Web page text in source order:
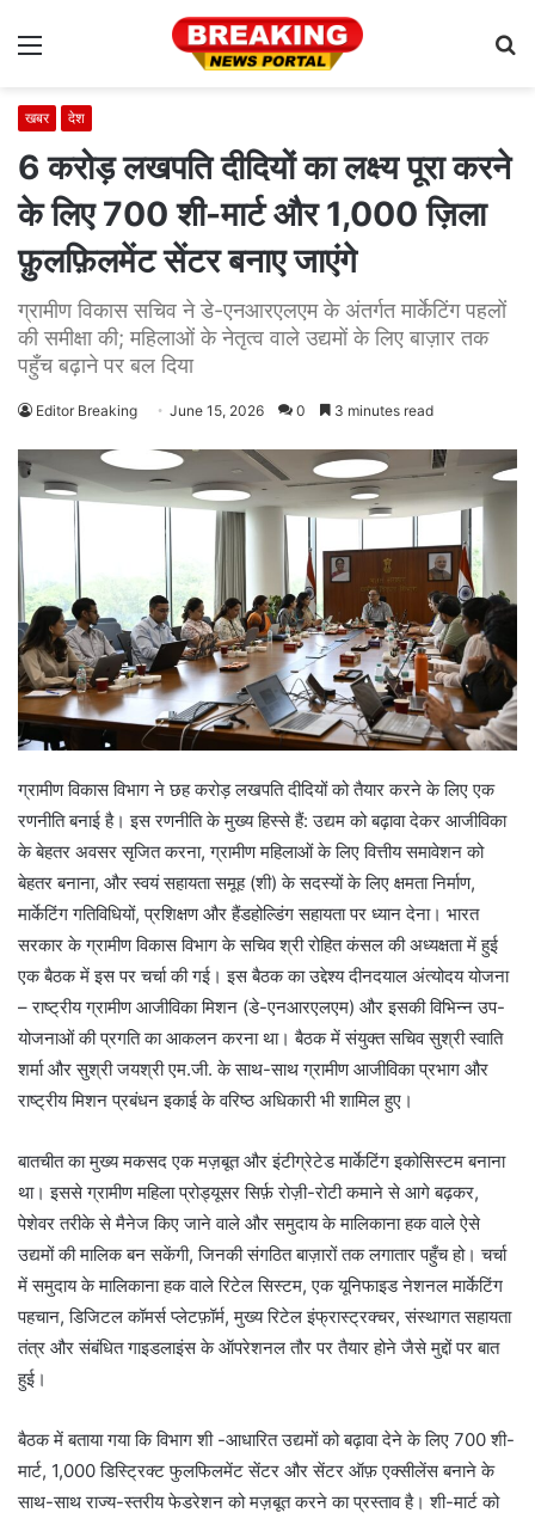
Menu
खबर देश
6 करोड़ लखपति दीदियों का लक्ष्य पूरा करने
के लिए 700 शी-मार्ट और 1,000 ज़िला
फ़ुलफ़िलमेंट सेंटर बनाए जाएंगे
ग्रामीण विकास सचिव ने डे-एनआरएलएम के अंतर्गत मार्केटिंग पहलों
की समीक्षा की; महिलाओं के नेतृत्व वाले उद्यमों के लिए बाज़ार तक
पहुँच बढ़ाने पर बल दिया
Editor Breaking June 15, 2026 0 3 minutes read
ग्रामीण विकास विभाग ने छह करोड़ लखपति दीदियों को तैयार करने के लिए एक
रणनीति बनाई है। इस रणनीति के मुख्य हिस्से हैं: उद्यम को बढ़ावा देकर आजीविका
के बेहतर अवसर सृजित करना, ग्रामीण महिलाओं के लिए वित्तीय समावेशन को
बेहतर बनाना, और स्वयं सहायता समूह (शी) के सदस्यों के लिए क्षमता निर्माण,
मार्केटिंग गतिविधियों, प्रशिक्षण और हैंडहोल्डिंग सहायता पर ध्यान देना। भारत
सरकार के ग्रामीण विकास विभाग के सचिव श्री रोहित कंसल की अध्यक्षता में हुई
एक बैठक में इस पर चर्चा की गई। इस बैठक का उद्देश्य दीनदयाल अंत्योदय योजना
– राष्ट्रीय ग्रामीण आजीविका मिशन (डे-एनआरएलएम) और इसकी विभिन्न उप-
योजनाओं की प्रगति का आकलन करना था। बैठक में संयुक्त सचिव सुश्री स्वाति
शर्मा और सुश्री जयश्री एम.जी. के साथ-साथ ग्रामीण आजीविका प्रभाग और
राष्ट्रीय मिशन प्रबंधन इकाई के वरिष्ठ अधिकारी भी शामिल हुए।
बातचीत का मुख्य मकसद एक मज़बूत और इंटीग्रेटेड मार्केटिंग इकोसिस्टम बनाना
था। इससे ग्रामीण महिला प्रोड्यूसर सिर्फ़ रोज़ी-रोटी कमाने से आगे बढ़कर,
पेशेवर तरीके से मैनेज किए जाने वाले और समुदाय के मालिकाना हक वाले ऐसे
उद्यमों की मालिक बन सकेंगी, जिनकी संगठित बाज़ारों तक लगातार पहुँच हो। चर्चा
में समुदाय के मालिकाना हक वाले रिटेल सिस्टम, एक यूनिफाइड नेशनल मार्केटिंग
पहचान, डिजिटल कॉमर्स प्लेटफ़ॉर्म, मुख्य रिटेल इंफ्रास्ट्रक्चर, संस्थागत सहायता
तंत्र और संबंधित गाइडलाइंस के ऑपरेशनल तौर पर तैयार होने जैसे मुद्दों पर बात
हुई।
बैठक में बताया गया कि विभाग शी -आधारित उद्यमों को बढ़ावा देने के लिए 700 शी-
मार्ट, 1,000 डिस्ट्रिक्ट फुलफिलमेंट सेंटर और सेंटर ऑफ़ एक्सीलेंस बनाने के
साथ-साथ राज्य-स्तरीय फेडरेशन को मज़बूत करने का प्रस्ताव है। शी-मार्ट को